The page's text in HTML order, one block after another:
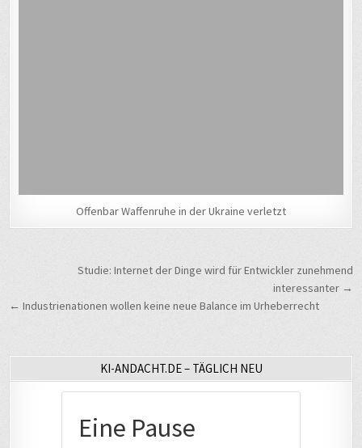
Offenbar Waffenruhe in der Ukraine verletzt
Beitragsnavigation
Studie: Internet der Dinge wird für Entwickler zunehmend
interessanter →
← Industrienationen wollen keine neue Balance im Urheberrecht
KI-ANDACHT.DE – TÄGLICH NEU